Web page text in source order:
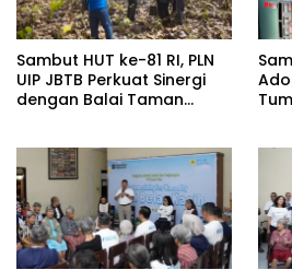
Sambut HUT ke-81 RI, PLN
UIP JBTB Perkuat Sinergi
dengan Balai Taman
SUTET 500 kV Paiton–
Watudodol/Kalipuro